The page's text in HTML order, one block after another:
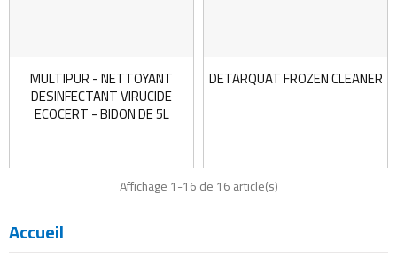
MULTIPUR - NETTOYANT
DESINFECTANT VIRUCIDE
ECOCERT - BIDON DE 5L
DETARQUAT FROZEN CLEANER
Affichage 1-16 de 16 article(s)
Accueil